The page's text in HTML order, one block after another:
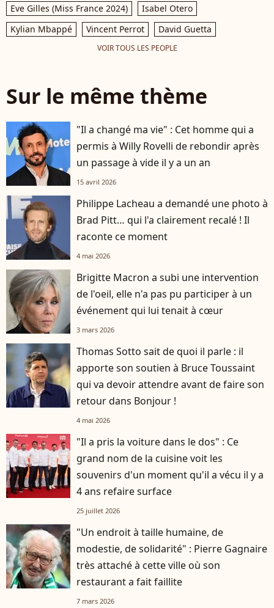
Eve Gilles (Miss France 2024)
Isabel Otero
Kylian Mbappé
Vincent Perrot David Guetta
VOIR TOUS LES PEOPLE
Sur le même thème
"Il a changé ma vie" : Cet homme qui a
permis à Willy Rovelli de rebondir après
un passage à vide il y a un an
15 avril 2026
Philippe Lacheau a demandé une photo à
Brad Pitt… qui l'a clairement recalé ! Il
raconte ce moment
4 mai 2026
Brigitte Macron a subi une intervention
de l'oeil, elle n'a pas pu participer à un
événement qui lui tenait à cœur
3 mars 2026
Thomas Sotto sait de quoi il parle : il
apporte son soutien à Bruce Toussaint
qui va devoir attendre avant de faire son
retour dans Bonjour !
4 mai 2026
"Il a pris la voiture dans le dos" : Ce
grand nom de la cuisine voit les
souvenirs d'un moment qu'il a vécu il y a
4 ans refaire surface
25 juillet 2026
"Un endroit à taille humaine, de
modestie, de solidarité" : Pierre Gagnaire
très attaché à cette ville où son
restaurant a fait faillite
7 mars 2026